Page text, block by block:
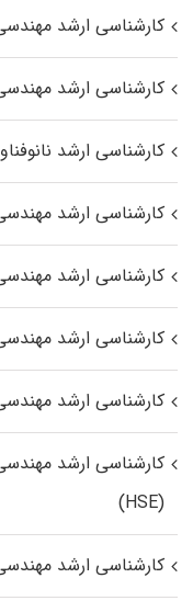
کارشناسی ارشد
کارشناسی ارشد
کارشناسی ارشد
کارشناسی ارشد
کارشناسی ارشد
کارشناسی ارشد
کارشناسی ارشد
کارشناسی ارشد
(HSE)
کارشناسی ارشد